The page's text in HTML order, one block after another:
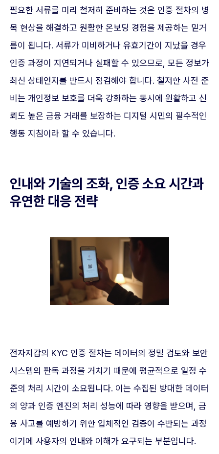
필요한 서류를 미리 철저히 준비하는 것은 인증 절차의 병
목 현상을 해결하고 원활한 온보딩 경험을 제공하는 밑거
름이 됩니다. 서류가 미비하거나 유효기간이 지났을 경우
인증 과정이 지연되거나 실패할 수 있으므로, 모든 정보가
최신 상태인지를 반드시 점검해야 합니다. 철저한 사전 준
비는 개인정보 보호를 더욱 강화하는 동시에 원활하고 신
뢰도 높은 금융 거래를 보장하는 디지털 시민의 필수적인
행동 지침이라 할 수 있습니다.
인내와 기술의 조화, 인증 소요 시간과
유연한 대응 전략
전자지갑의 KYC 인증 절차는 데이터의 정밀 검토와 보안
시스템의 판독 과정을 거치기 때문에 평균적으로 일정 수
준의 처리 시간이 소요됩니다. 이는 수집된 방대한 데이터
의 양과 인증 엔진의 처리 성능에 따라 영향을 받으며, 금
융 사고를 예방하기 위한 입체적인 검증이 수반되는 과정
이기에 사용자의 인내와 이해가 요구되는 부분입니다.